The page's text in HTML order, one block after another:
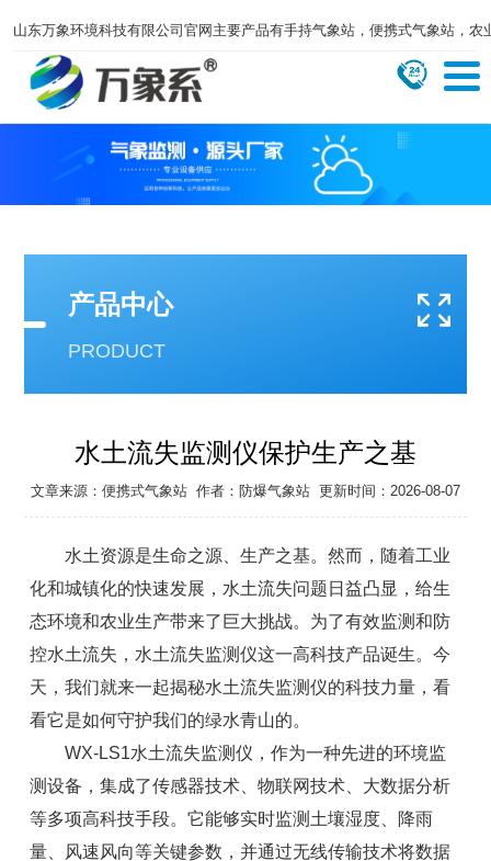
山东万象环境科技有限公司官网主要产品有手持气象站，便携式气象站，
产品中心
PRODUCT
水土流失监测仪保护生产之基
文章来源： 便携式气象站 作者： 防爆气象站 更新时间：2026-08-07
水土资源是生命之源、生产之基。然而，随着工业
化和城镇化的快速发展，水土流失问题日益凸显，给生
态环境和农业生产带来了巨大挑战。为了有效监测和防
控水土流失，水土流失监测仪这一高科技产品诞生。今
天，我们就来一起揭秘水土流失监测仪的科技力量，看
看它是如何守护我们的绿水青山的。
WX-LS1水土流失监测仪 ，作为一种先进的环境监
测设备，集成了传感器技术、物联网技术、大数据分析
等多项高科技手段。它能够实时监测土壤湿度、降雨
量、风速风向等关键参数，并通过无线传输技术将数据